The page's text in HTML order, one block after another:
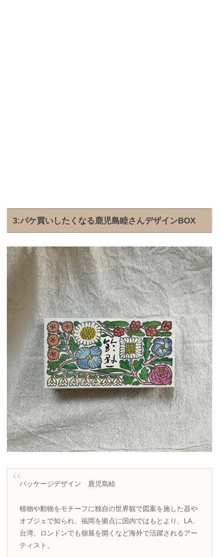
3:パケ買いしたくなる鹿児島睦さんデザインBOX
パッケージデザイン 鹿児島睦
植物や動物をモチーフに独自の世界観で図案を施した器や
オブジェで知られ、福岡を拠点に国内ではもとより、LA、
台湾、ロンドンでも個展を開くなど海外で活躍されるアー
ティスト。